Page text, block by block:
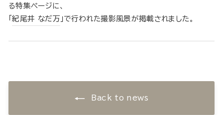
る特集ページに、
「紀尾井 なだ万 」で行われた撮影風景が掲載されました。
Back to news